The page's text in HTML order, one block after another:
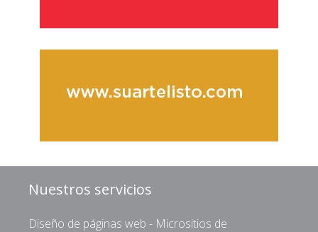
Nuestros servicios
Diseño de páginas web - Micrositios de